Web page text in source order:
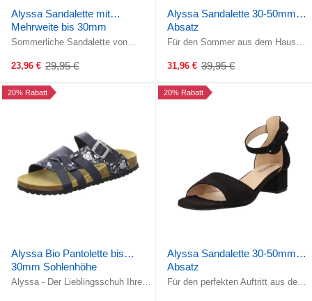
Alyssa Sandalette mit
Mehrweite bis 30mm
Sohlenhöhe
Sommerliche Sandalette von
erlauben einen komfortablen Ein-
und ...
23,96 €
Old
29,95 €
Alyssa Sandalette 30-50mm
Absatz
Für den Sommer aus dem Hause
einen komfortablen Ein- und ...
31,96 €
Old
39,95 €
20% Rabatt
Alyssa Bio Pantolette bis
30mm Sohlenhöhe
Alyssa - Der Lieblingsschuh Ihrer
20% Rabatt
Alyssa Sandalette 30-50mm
Absatz
Für den perfekten Auftritt aus dem